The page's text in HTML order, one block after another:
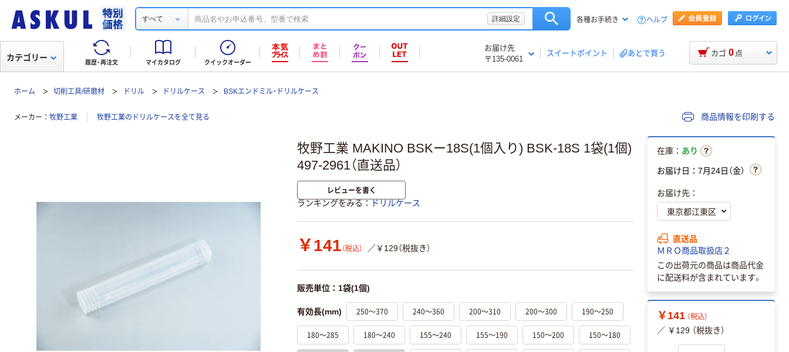
すべて 詳細設定 各種お手続き ヘルプ
履歴・再注文 マイカタログ クイックオーダー
お届け先
〒135-0061
スイートポイント あとで買う
カテゴリー カゴ 0 点
ホーム 切削工具/研磨材 ドリル ドリルケース BSKエンドミル・ドリルケース
メーカー 牧野工業 牧野工業のドリルケースを全て見る 商品情報を印刷する
牧野工業 MAKINO BSKー18S(1個入り) BSK-18S 1袋(1個)
497-2961（直送品）
レビューを書く
ランキングをみる ドリルケース
￥141 （税込） ／￥129（税抜き）
販売単位：1袋(1個)
有効長(mm) 250～370 240～360 200～310 200～300 190～250
180～285 180～240 155～240 155～190 150～200 150～180
在庫： あり
お届け日：7月24日（金）
お届け先：
直送品
ＭＲＯ商品取扱店２
この出荷元の商品は商品代金
に配送料が含まれています。
￥141 （税込）
／ ￥129 （税抜き）